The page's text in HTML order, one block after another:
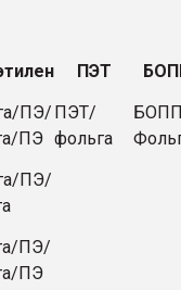
ПЭТ
ПЭ/
ПЭ
ПЭ/
ПЭТ/
фольга
ПЭ/
ПЭ